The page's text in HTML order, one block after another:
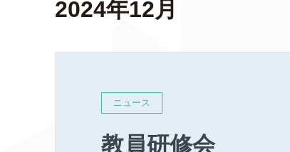
2024年12月
ニュース
教員研修会